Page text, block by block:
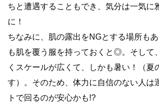
ちと遭遇することもでき、気分は一気に
に！
ちなみに、肌の露出をNGとする場所も
も肌を覆う服を持っておくと◎。そして
くスケールが広くて、しかも暑い！（夏
す）。そのため、体力に自信のない人は
トで回るのが安心かも!?